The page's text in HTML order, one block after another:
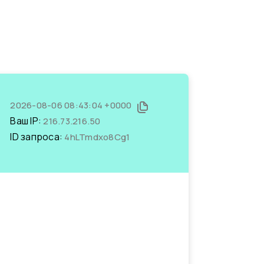
2026-08-06 08:43:04 +0000
Ваш IP:216.73.216.50
ID запроса: 4hLTmdxo8Cg1